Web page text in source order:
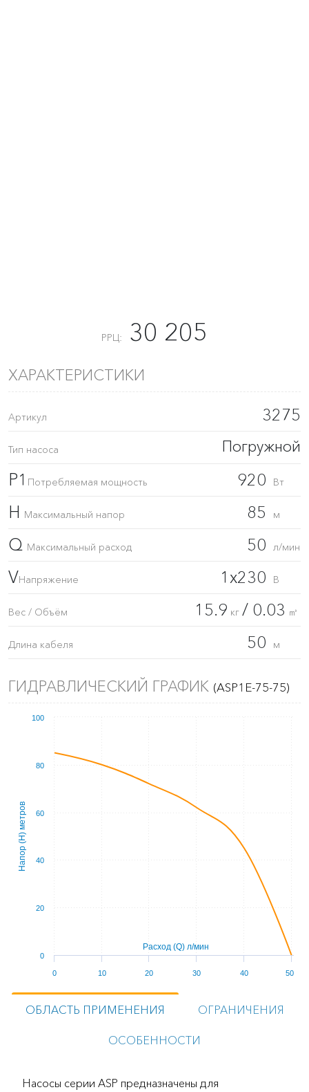
РРЦ: 30 205
ХАРАКТЕРИСТИКИ
Артикул 3275
Тип насоса Погружной
P1 Потребляемая мощность 920 Вт
H Максимальный напор 85 м
Q Максимальный расход 50 л/мин
VНапряжение 1x230 В
Вес / Объём 15.9 кг / 0.03 ㎥
Длина кабеля 50 м
ГИДРАВЛИЧЕСКИЙ ГРАФИК (ASP1E-75-75)
Расход (Q) л/мин
Напор (Н) метров
0 10 20 30 40 50
0
20
40
60
80
100
ОБЛАСТЬ ПРИМЕНЕНИЯ ОГРАНИЧЕНИЯ
ОСОБЕННОСТИ
Насосы серии ASP предназначены для